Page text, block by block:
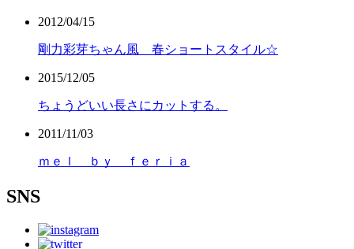
2012/04/15
剛力彩芽ちゃん風 春ショートスタイル☆
2015/12/05
ちょうどいい長さにカットする。
2011/11/03
ｍｅｌ ｂｙ ｆｅｒｉａ
SNS